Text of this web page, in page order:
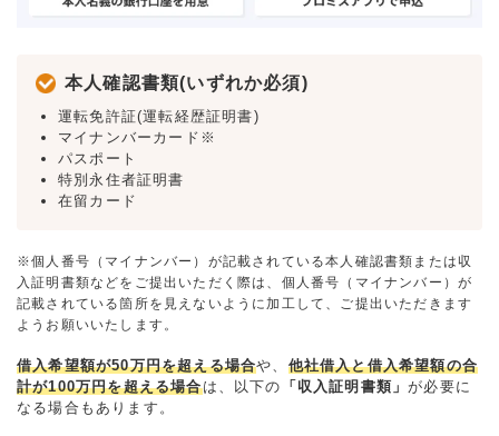
本人確認書類(いずれか必須)
運転免許証(運転経歴証明書)
マイナンバーカード※
パスポート
特別永住者証明書
在留カード
※個人番号（マイナンバー）が記載されている本人確認書類または収
入証明書類などをご提出いただく際は、個人番号（マイナンバー）が
記載されている箇所を見えないように加工して、ご提出いただきます
ようお願いいたします。
借入希望額が50万円を超える場合や、 他社借入と借入希望額の合
計が100万円を超える場合は、以下の 「収入証明書類」が必要に
なる場合もあります。